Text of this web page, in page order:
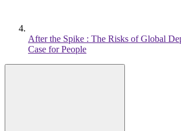
After the Spike : The Risks of Global
Case for People